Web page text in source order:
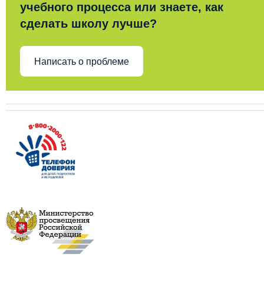
учебного процесса или знаете, как
сделать школу лучше?
Написать о проблеме